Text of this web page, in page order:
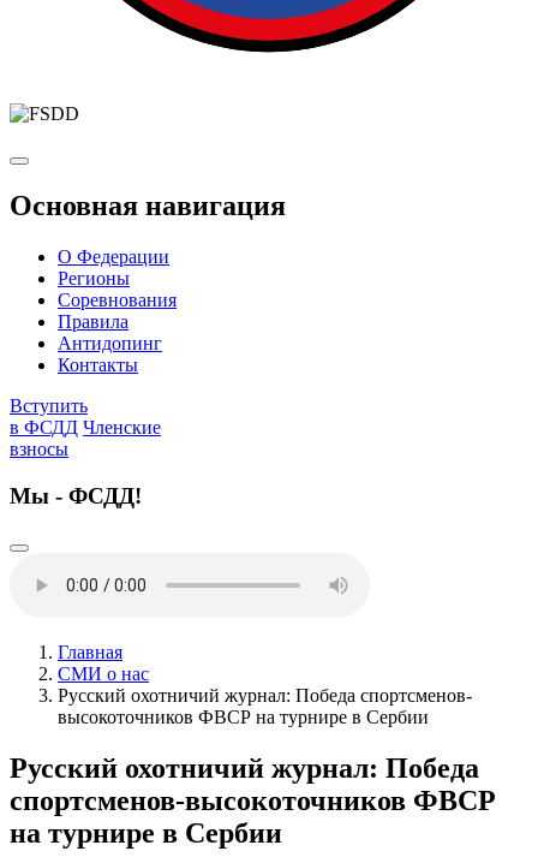
Основная навигация
О Федерации
Регионы
Соревнования
Правила
Антидопинг
Контакты
Вступить
в ФСДД Членские
взносы
Мы - ФСДД!
Главная
СМИ о нас
Русский охотничий журнал: Победа спортсменов-
высокоточников ФВСР на турнире в Сербии
Русский охотничий журнал: Победа
спортсменов-высокоточников ФВСР
на турнире в Сербии